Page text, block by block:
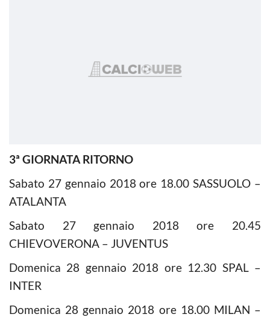
3ª GIORNATA RITORNO
Sabato 27 gennaio 2018 ore 18.00 SASSUOLO –
ATALANTA
Sabato 27 gennaio 2018 ore 20.45
CHIEVOVERONA – JUVENTUS
Domenica 28 gennaio 2018 ore 12.30 SPAL –
INTER
Domenica 28 gennaio 2018 ore 18.00 MILAN –